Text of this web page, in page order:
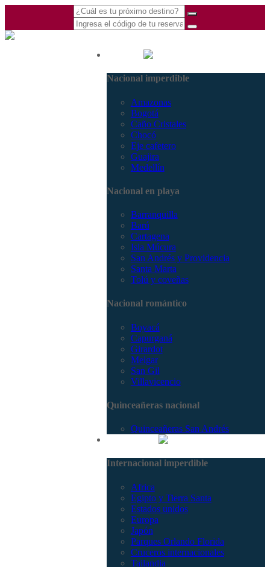
Nacional imperdible
Amazonas
Bogotá
Caño Cristales
Chocó
Eje cafetero
Guajira
Medellín
Nacional en playa
Barranquilla
Barú
Cartagena
Isla Múcura
San Andrés y Providencia
Santa Marta
Tolú y coveñas
Nacional romántico
Boyacá
Capurganá
Girardot
Melgar
San Gil
Villavicencio
Quinceañeras nacional
Quinceañeras San Andrés
Internacional imperdible
Africa
Egipto y Tierra Santa
Estados unidos
Europa
Japón
Parques Orlando Florida
Cruceros internacionales
Tailandia